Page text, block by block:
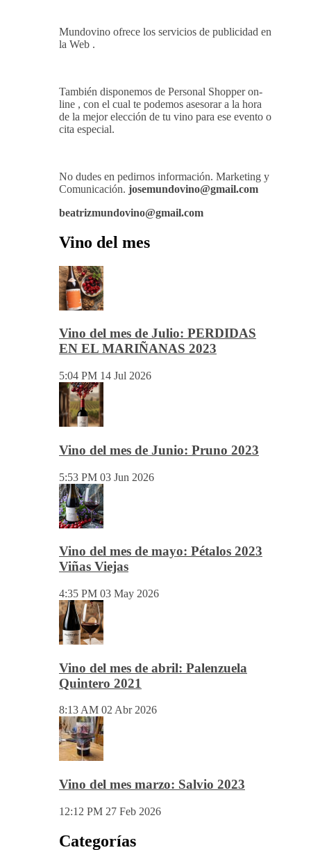
Mundovino ofrece los servicios de publicidad en
la Web .
También disponemos de Personal Shopper on-
line , con el cual te podemos asesorar a la hora
cita especial.
Comunicación.
beatrizmundovino@gmail.com
Vino del mes
Vino del mes de Julio: PERDIDAS
5:53 PM 03 Jun 2026
Vino del mes de mayo: Pétalos 2023
4:35 PM 03 May 2026
Vino del mes de abril: Palenzuela